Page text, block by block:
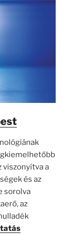
viszonyítva a
és az
sorolva
az